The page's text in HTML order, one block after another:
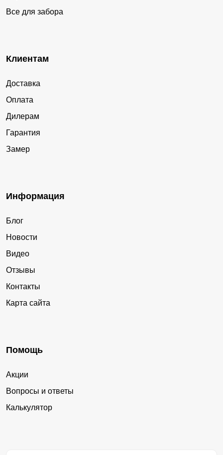
Все для забора
Клиентам
Доставка
Оплата
Дилерам
Гарантия
Замер
Информация
Блог
Новости
Видео
Отзывы
Контакты
Карта сайта
Помощь
Акции
Вопросы и ответы
Калькулятор